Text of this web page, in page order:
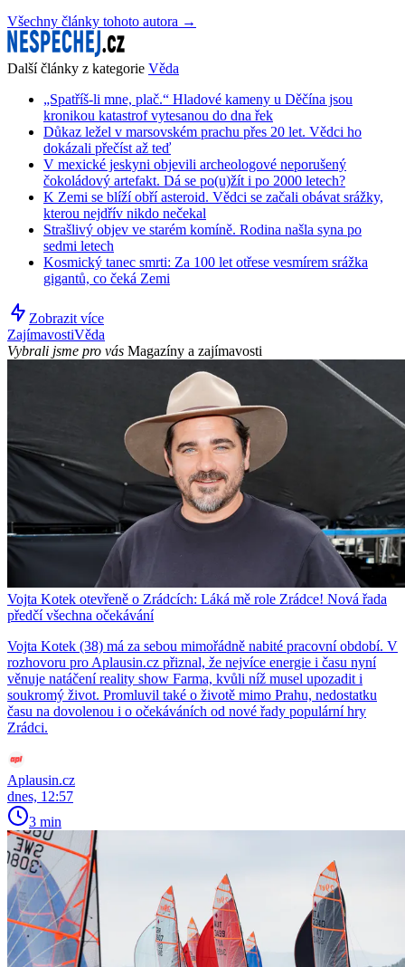
Všechny články tohoto autora →
Další články z kategorie Věda
„Spatříš-li mne, plač.“ Hladové kameny u Děčína jsou
kronikou katastrof vytesanou do dna řek
Důkaz ležel v marsovském prachu přes 20 let. Vědci ho
dokázali přečíst až teď
V mexické jeskyni objevili archeologové neporušený
čokoládový artefakt. Dá se po(u)žít i po 2000 letech?
K Zemi se blíží obří asteroid. Vědci se začali obávat srážky,
kterou nejdřív nikdo nečekal
Strašlivý objev ve starém komíně. Rodina našla syna po
sedmi letech
Kosmický tanec smrti: Za 100 let otřese vesmírem srážka
gigantů, co čeká Zemi
Zobrazit více
ZajímavostiVěda
Vybrali jsme pro vás Magazíny a zajímavosti
Vojta Kotek otevřeně o Zrádcích: Láká mě role Zrádce! Nová řada
předčí všechna očekávání
Vojta Kotek (38) má za sebou mimořádně nabité pracovní období. V
rozhovoru pro Aplausin.cz přiznal, že nejvíce energie i času nyní
věnuje natáčení reality show Farma, kvůli níž musel upozadit i
soukromý život. Promluvil také o životě mimo Prahu, nedostatku
času na dovolenou i o očekáváních od nové řady populární hry
Zrádci.
Aplausin.cz
dnes, 12:57
3 min